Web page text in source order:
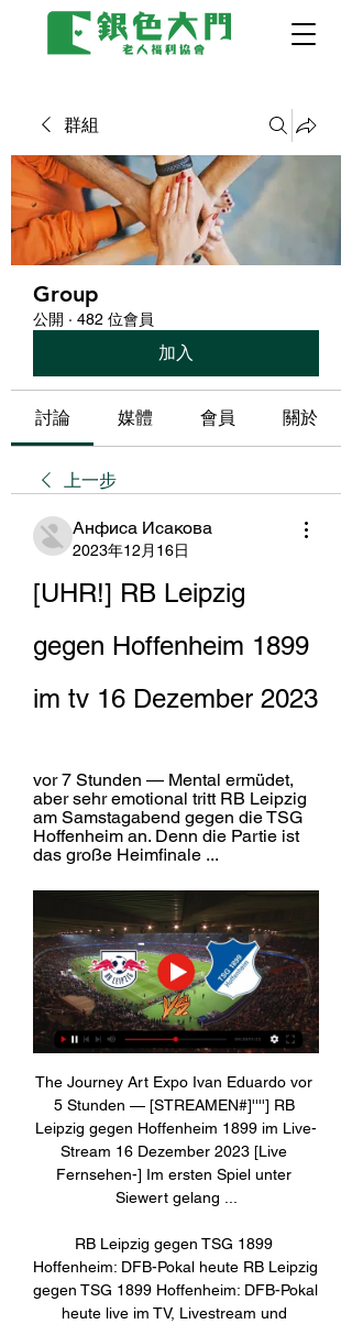
群組
Group
公開 · 482 位會員
加入
討論 媒體 會員 關於
上一步
Анфиса Исакова
2023年12月16日
[UHR!] RB Leipzig
gegen Hoffenheim 1899
im tv 16 Dezember 2023
vor 7 Stunden — Mental ermüdet,
aber sehr emotional tritt RB Leipzig
am Samstagabend gegen die TSG
Hoffenheim an. Denn die Partie ist
das große Heimfinale ...
The Journey Art Expo Ivan Eduardo vor
5 Stunden — [STREAMEN#]''''] RB
Leipzig gegen Hoffenheim 1899 im Live-
Stream 16 Dezember 2023 [Live
Fernsehen-] Im ersten Spiel unter
Siewert gelang ...
RB Leipzig gegen TSG 1899
Hoffenheim: DFB-Pokal heute RB Leipzig
gegen TSG 1899 Hoffenheim: DFB-Pokal
heute live im TV, Livestream und